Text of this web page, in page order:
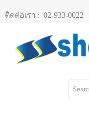
ติดต่อเรา : 02-933-0022